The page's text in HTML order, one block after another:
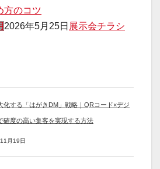
方のコツ
2026年5月25日 展示会チラシ
化する「はがきDM」戦略｜QRコード×デジ
確度の高い集客を実現する方法
月19日